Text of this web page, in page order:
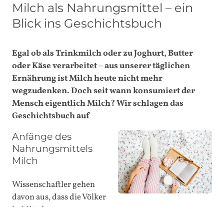
Milch als Nahrungsmittel – ein
Blick ins Geschichtsbuch
Egal ob als Trinkmilch oder zu Joghurt, Butter
oder Käse verarbeitet – aus unserer täglichen
Ernährung ist Milch heute nicht mehr
wegzudenken. Doch seit wann konsumiert der
Mensch eigentlich Milch? Wir schlagen das
Geschichtsbuch auf
Anfänge des
Nahrungsmittels
Milch
Wissenschaftler gehen
davon aus, dass die Völker